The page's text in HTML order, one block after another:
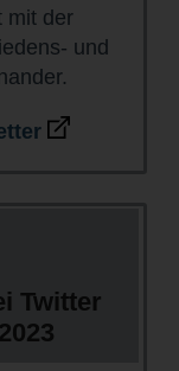
mit der
und
Twitter